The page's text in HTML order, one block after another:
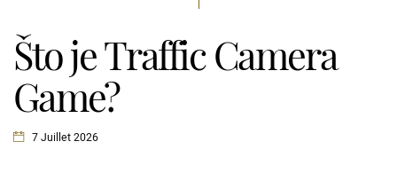
Što je Traffic Camera
Game?
7 Juillet 2026